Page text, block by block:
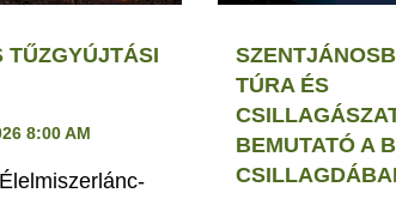
TŰZGYÚJTÁSI
8:00 AM
TÚRA ÉS
BEMUTATÓ A